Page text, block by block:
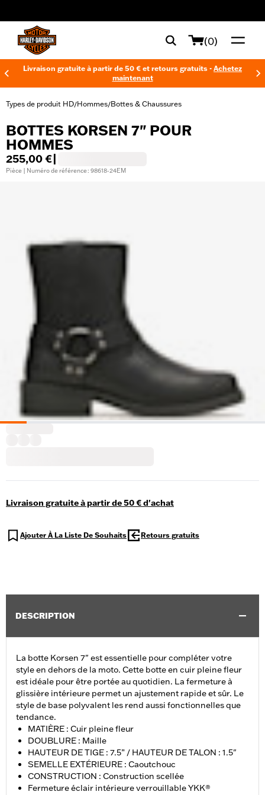
(0)
Livraison gratuite à partir de 50 € et retours gratuits - Achetez
maintenant
Types de produit HD/Hommes/Bottes & Chaussures
BOTTES KORSEN 7" POUR
HOMMES
255,00 €
Pièce | Numéro de référence : 98618-24EM
Livraison gratuite à partir de 50 € d'achat
Ajouter À La Liste De Souhaits Retours gratuits
DESCRIPTION
La botte Korsen 7" est essentielle pour compléter votre
style en dehors de la moto. Cette botte en cuir pleine fleur
est idéale pour être portée au quotidien. La fermeture à
glissière intérieure permet un ajustement rapide et sûr. Le
style de base polyvalent les rend aussi fonctionnelles que
tendance.
MATIÈRE : Cuir pleine fleur
DOUBLURE : Maille
HAUTEUR DE TIGE : 7.5” / HAUTEUR DE TALON : 1.5"
SEMELLE EXTÉRIEURE : Caoutchouc
CONSTRUCTION : Construction scellée
Fermeture éclair intérieure verrouillable YKK®